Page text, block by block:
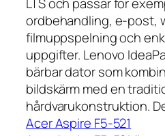
ordbehandling, e-post,
filmuppspelning och
uppgifter. Lenovo
bärbar dator som
bildskärm med en
hårdvarukonstruktion.
Acer Aspire F5-521